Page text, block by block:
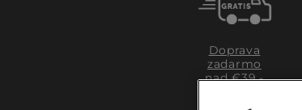
Doprava
zadarmo
nad €39,-